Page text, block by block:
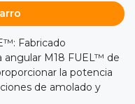
Fabricado
angular M18 FUEL™ de
la potencia
de amolado y